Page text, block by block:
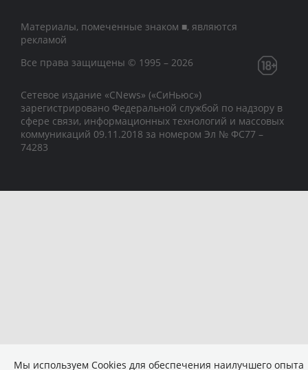
Материалы, помеченные знаком ■, являются
рекламой
Все права защищены © 1995 – 2026
Сетевое издание «CNews» («СиНьюс»)
зарегистрировано Федеральной службой по надзору в
сфере связи, информационных технологий и массовых
коммуникаций 09.11.2018 за номером Эл № ФС77 –
74283
Мы используем Сookies для обеспечения наилучшего опыта